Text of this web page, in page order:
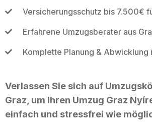
Versicherungsschutz bis 7.500€
Erfahrene Umzugsberater aus
Komplette Planung & Abwicklung
Verlassen Sie sich auf
Graz, um Ihren Umzug Graz
einfach und stressfrei wie